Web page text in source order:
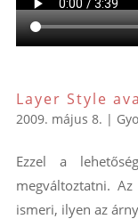
Layer Style
2009. május 8. |
Ezzel a
megváltoztatni.
ismeri, ilyen az